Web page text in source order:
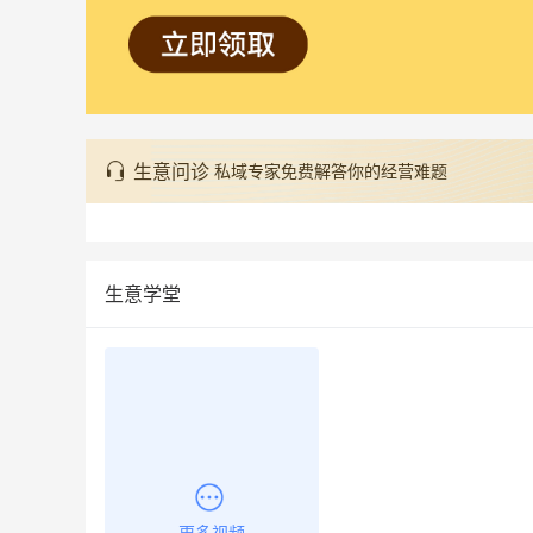
生意问诊 私域专家免费解答你的经营难题
生意学堂